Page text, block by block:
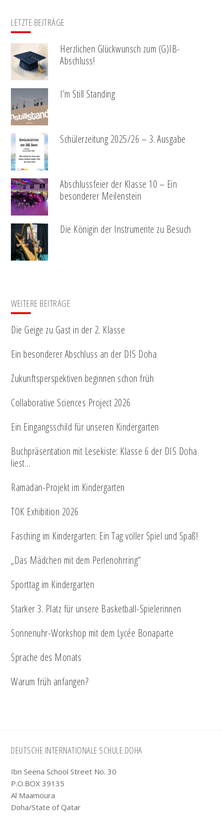
LETZTE BEITRÄGE
Herzlichen Glückwunsch zum (G)IB-
Abschluss!
I’m Still Standing
Schülerzeitung 2025/26 – 3. Ausgabe
Abschlussfeier der Klasse 10 – Ein
besonderer Meilenstein
Die Königin der Instrumente zu Besuch
WEITERE BEITRÄGE
Die Geige zu Gast in der 2. Klasse
Ein besonderer Abschluss an der DIS Doha
Zukunftsperspektiven beginnen schon früh
Collaborative Sciences Project 2026
Ein Eingangsschild für unseren Kindergarten
Buchpräsentation mit Lesekiste: Klasse 6 der DIS Doha
liest…
Ramadan-Projekt im Kindergarten
TOK Exhibition 2026
Fasching im Kindergarten: Ein Tag voller Spiel und Spaß!
„Das Mädchen mit dem Perlenohrring“
Sporttag im Kindergarten
Starker 3. Platz für unsere Basketball-Spielerinnen
Sonnenuhr-Workshop mit dem Lycée Bonaparte
Sprache des Monats
Warum früh anfangen?
Footer
DEUTSCHE INTERNATIONALE SCHULE DOHA
Ibn Seena School Street No. 30
P.O.BOX 39135
Al Maamoura
Doha/State of Qatar